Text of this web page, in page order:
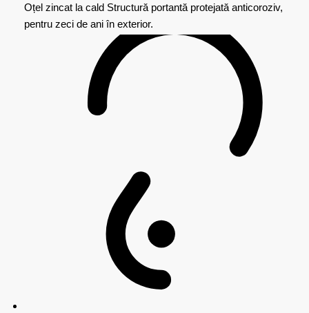
Oțel zincat la cald Structură portantă protejată anticoroziv,
pentru zeci de ani în exterior.